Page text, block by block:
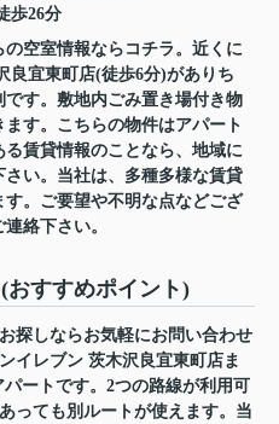
歩26分
空室情報ならコチラ。近くに
良宜東町店(徒歩6分)がありち
です。敷地内ごみ置き場付き物
す。こちらの物件はアパート
賃貸情報のことなら、地域に
い。当社は、多種多様な賃貸
。ご要望や不明な点などござ
絡下さい。
おすすめポイント)
探しならお気軽にお問い合わせ
イレブン 茨木沢良宜東町店ま
ートです。2つの路線が利用可
っても別ルートが使えます。当